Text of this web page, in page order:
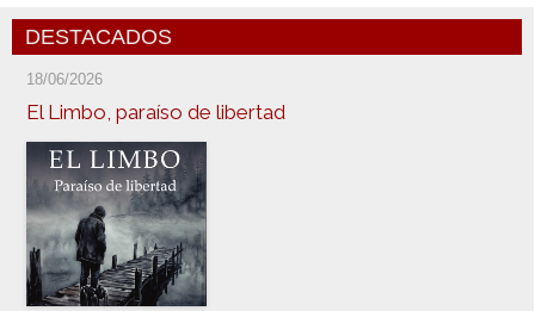
DESTACADOS
18/06/2026
El Limbo, paraíso de libertad